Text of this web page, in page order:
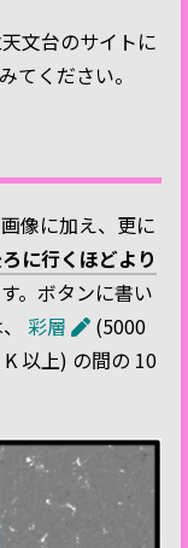
文台のサイトに
てください。
像に加え、更に
に行くほどより
。ボタンに書い
彩層
(5000
以上) の間の 10